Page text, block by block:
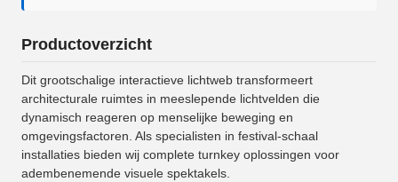
Productoverzicht
Dit grootschalige interactieve lichtweb transformeert
architecturale ruimtes in meeslepende lichtvelden die
dynamisch reageren op menselijke beweging en
omgevingsfactoren. Als specialisten in festival-schaal
installaties bieden wij complete turnkey oplossingen voor
adembenemende visuele spektakels.